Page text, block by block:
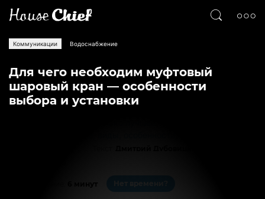
Коммуникации Водоснабжение
Для чего необходим муфтовый
шаровый кран — особенности
выбора и установки